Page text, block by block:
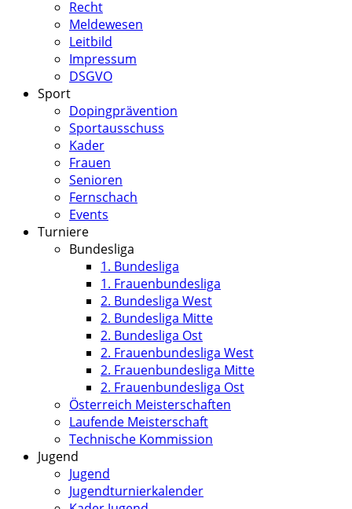
Recht
Meldewesen
Leitbild
Impressum
DSGVO
Sport
Dopingprävention
Sportausschuss
Kader
Frauen
Senioren
Fernschach
Events
Turniere
Bundesliga
1. Bundesliga
1. Frauenbundesliga
2. Bundesliga West
2. Bundesliga Mitte
2. Bundesliga Ost
2. Frauenbundesliga West
2. Frauenbundesliga Mitte
2. Frauenbundesliga Ost
Österreich Meisterschaften
Laufende Meisterschaft
Technische Kommission
Jugend
Jugend
Jugendturnierkalender